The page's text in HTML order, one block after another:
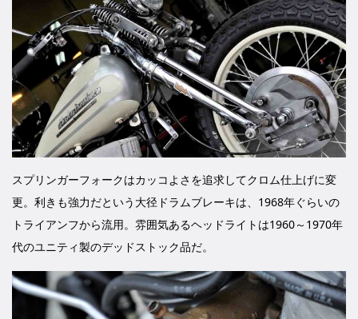
スプリンガーフォークはカッコよさを追求してクロム仕上げに変
更。利きも強力だという大径ドラムブレーキは、1968年ぐらいの
トライアンフから流用。雰囲気あるヘッドライトは1960～1970年
代のユニティ製のデッドストック品だ。